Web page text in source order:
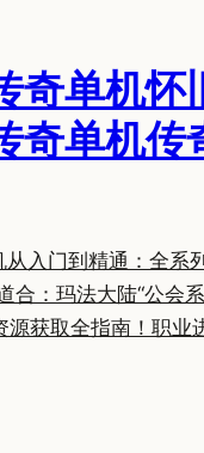
奇单机
奇单机
从入门到精通：全系
合：玛法大陆“公会
获取全指南！ 职业